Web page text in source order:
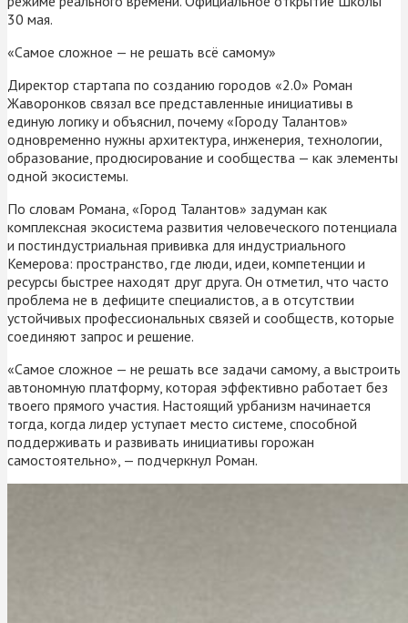
30 мая.
«Самое сложное — не решать всё самому»
Директор стартапа по созданию городов «2.0» Роман
Жаворонков связал все представленные инициативы в
единую логику и объяснил, почему «Городу Талантов»
одновременно нужны архитектура, инженерия, технологии,
образование, продюсирование и сообщества — как элементы
одной экосистемы.
По словам Романа, «Город Талантов» задуман как
комплексная экосистема развития человеческого потенциала
и постиндустриальная прививка для индустриального
Кемерова: пространство, где люди, идеи, компетенции и
ресурсы быстрее находят друг друга. Он отметил, что часто
проблема не в дефиците специалистов, а в отсутствии
устойчивых профессиональных связей и сообществ, которые
соединяют запрос и решение.
«Самое сложное — не решать все задачи самому, а выстроить
автономную платформу, которая эффективно работает без
твоего прямого участия. Настоящий урбанизм начинается
тогда, когда лидер уступает место системе, способной
поддерживать и развивать инициативы горожан
самостоятельно», — подчеркнул Роман.